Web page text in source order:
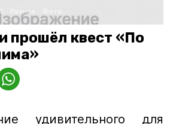
Разное
прошёл квест «По
удивительного для